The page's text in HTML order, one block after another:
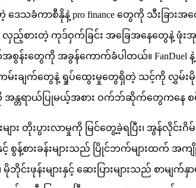
ခံကာစီနိုနဲ့ pro finance တွေကို သီးခြား
ကုဒ်ဝှက်ခြင်း အခြေအနေတွေနဲ့ ဖုံးအုပ်ထာ
န်းတွေကို အခွန်ကောက်ခံပါတယ်။ FanDuel
ချက်တွေနဲ့ ရှုပ်ထွေးမှုတွေရှိတဲ့ သင့်ကို လွှမ်းမိုးမ
အန္တရာယ်ပြုမယ့်အစား ဝက်ဘ်ဆိုက်တွေကနေ စ
တိုးပွားလာမှုကို မြင်တွေ့ခဲ့ရပြီး၊ အွန်လိုင်း
စားခန်းများသည် ပြိုင်ဘက်များထက် အကျိုး
းဖုန်းများနှင့် ဆေးပြားများသည် စာ